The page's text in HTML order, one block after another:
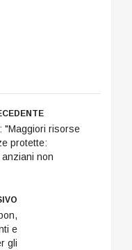
"Maggiori risorse
protette:
non
e
gli